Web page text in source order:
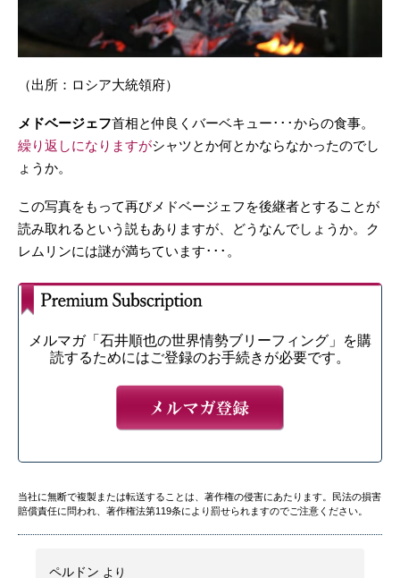
（出所：ロシア大統領府）
メドベージェフ首相と仲良くバーベキュー･･･からの食事。
繰り返しになりますがシャツとか何とかならなかったのでし
ょうか。
この写真をもって再びメドベージェフを後継者とすることが
読み取れるという説もありますが、どうなんでしょうか。ク
レムリンには謎が満ちています･･･。
メルマガ「石井順也の世界情勢ブリーフィング」を購
読するためにはご登録のお手続きが必要です。
当社に無断で複製または転送することは、著作権の侵害にあたります。民法の損害
賠償責任に問われ、著作権法第119条により罰せられますのでご注意ください。
ペルドン より